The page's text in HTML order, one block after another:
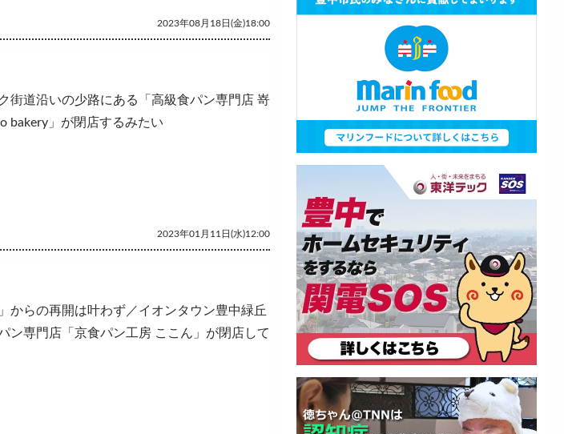
2023年08月18日(金)18:00
街道沿いの少路にある「高級食パン専門店 嵜
bakery」が閉店するみたい
2023年01月11日(水)12:00
からの再開は叶わず／イオンタウン豊中緑丘
ン専門店「京食パン工房 ここん」が閉店して